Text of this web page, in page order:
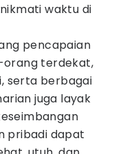
waktu di
pencapaian
orang terdekat,
serta berbagai
juga layak
pribadi dapat